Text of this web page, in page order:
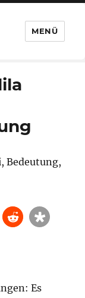
MENÜ
Es